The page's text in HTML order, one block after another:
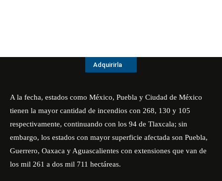
Adquirirla
A la fecha, estados como México, Puebla y Ciudad de México
tienen la mayor cantidad de incendios con 268, 130 y 105
respectivamente, continuando con los 94 de Tlaxcala; sin
embargo, los estados con mayor superficie afectada son Puebla,
Guerrero, Oaxaca y Aguascalientes con extensiones que van de
los mil 261 a dos mil 711 hectáreas.